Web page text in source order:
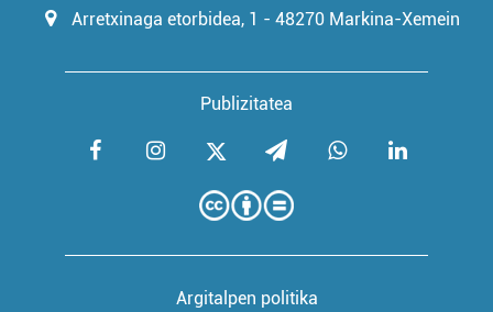
Arretxinaga etorbidea, 1 - 48270 Markina-Xemein
Publizitatea
Argitalpen politika